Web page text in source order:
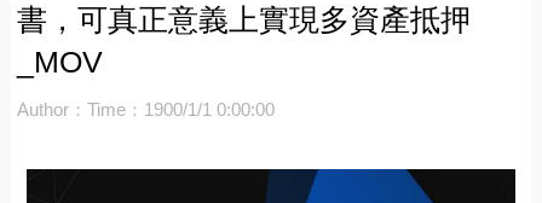
書，可真正意義上實現多資產抵押
_MOV
Author： Time：1900/1/1 0:00:00